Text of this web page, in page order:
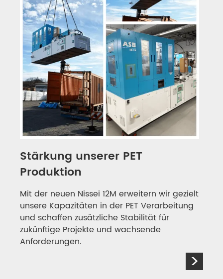
Stärkung unserer PET
Produktion
Mit der neuen Nissei 12M erweitern wir gezielt
unsere Kapazitäten in der PET Verarbeitung
und schaffen zusätzliche Stabilität für
zukünftige Projekte und wachsende
Anforderungen.
>